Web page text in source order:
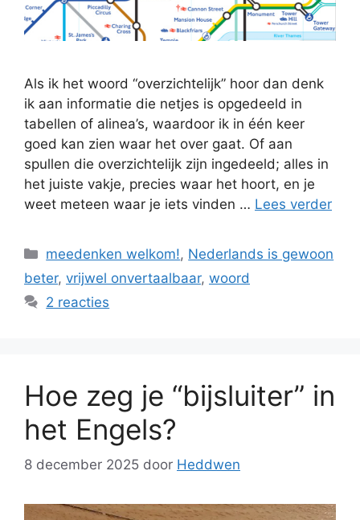
Als ik het woord “overzichtelijk” hoor dan denk
ik aan informatie die netjes is opgedeeld in
tabellen of alinea’s, waardoor ik in één keer
goed kan zien waar het over gaat. Of aan
spullen die overzichtelijk zijn ingedeeld; alles in
het juiste vakje, precies waar het hoort, en je
weet meteen waar je iets vinden … Lees verder
Categorieën
meedenken welkom!, Nederlands is gewoon
beter, vrijwel onvertaalbaar, woord
2 reacties
Hoe zeg je “bijsluiter” in
het Engels?
8 december 2025 door Heddwen